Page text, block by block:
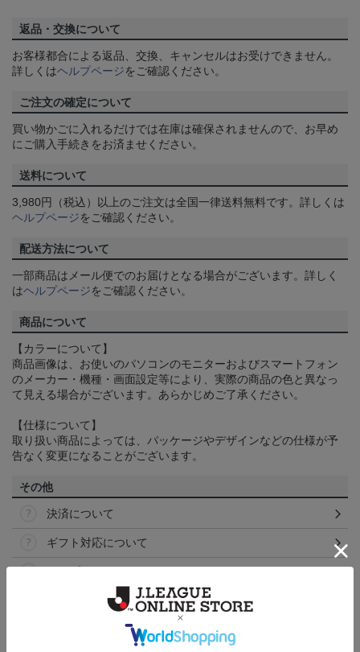
返品・交換について
お客様都合による返品、交換、キャンセルはお受けできません。
詳しくはヘルプページをご確認ください。
ご注文の確定について
買い物かごに入れるだけでは在庫は確保されませんので、お早め
にご購入手続きをお済ませください。
送料について
3,980円（税込）以上のご注文は全国一律送料無料です。詳しくは
ヘルプページをご確認ください。
配送方法について
一部商品はメール便でのお届けとなる場合がございます。詳しく
はヘルプページをご確認ください。
商品について
【カラーについて】
商品画像は、お使いのパソコンのモニターおよびスマートフォン
のメーカー・機種・画面設定等により、実際の商品の色と異なっ
て見える場合がございます。あらかじめご了承ください。
【仕様について】
取り扱い商品によっては、パッケージやデザインなどの仕様が予
告なく変更になることがございます。
その他
決済について
ギフト対応について